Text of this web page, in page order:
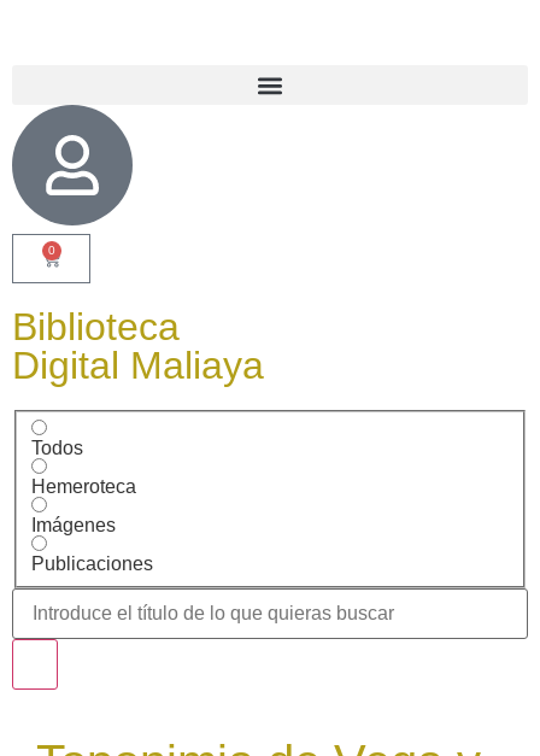
0
Biblioteca
Digital Maliaya
Todos
Hemeroteca
Imágenes
Publicaciones